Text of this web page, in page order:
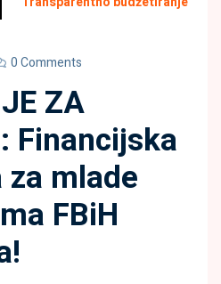
0 Comments
ZA
Financijska
mlade
FBiH